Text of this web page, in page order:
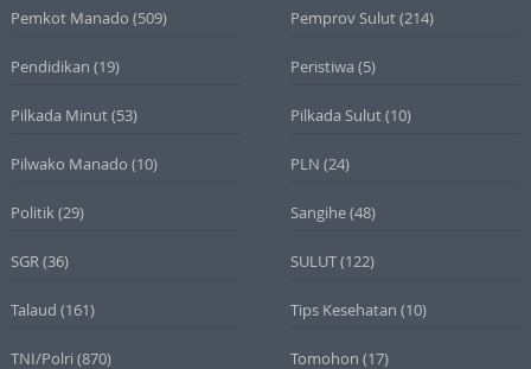
Pemkot Manado (509) Pemprov Sulut(214)
Pendidikan (19) Peristiwa (5)
Pilkada Minut(53) Pilkada Sulut(10)
Pilwako Manado (10) PLN (24)
Politik(29) Sangihe(48)
SGR(36) SULUT(122)
Talaud (161) Tips Kesehatan (10)
TNI/Polri (870) Tomohon (17)